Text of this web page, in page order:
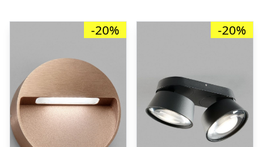
-20% -20%